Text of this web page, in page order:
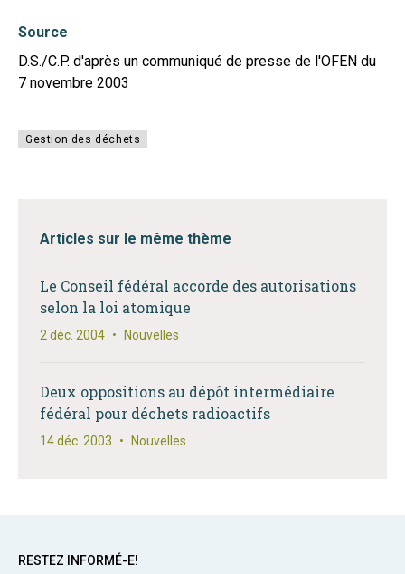
Source
D.S./C.P. d'après un communiqué de presse de l'OFEN du
7 novembre 2003
Gestion des déchets
Articles sur le même thème
Le Conseil fédéral accorde des autorisations
selon la loi atomique
2 déc. 2004 • Nouvelles
Deux oppositions au dépôt intermédiaire
fédéral pour déchets radioactifs
14 déc. 2003 • Nouvelles
RESTEZ INFORMÉ-E!